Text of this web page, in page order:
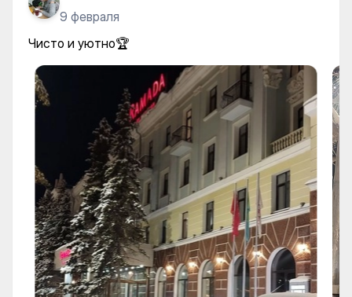
9 февраля
Чисто и уютно🏆